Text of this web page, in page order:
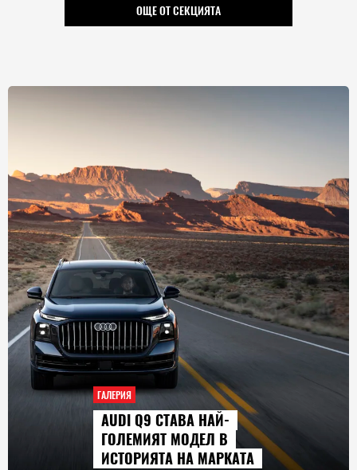
ОЩЕ ОТ СЕКЦИЯТА
ГАЛЕРИЯ
AUDI Q9 СТАВА НАЙ-
ГОЛЕМИЯТ МОДЕЛ В
ИСТОРИЯТА НА МАРКАТА